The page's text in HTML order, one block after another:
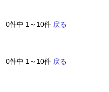
0件中 1～10件 戻る
0件中 1～10件 戻る